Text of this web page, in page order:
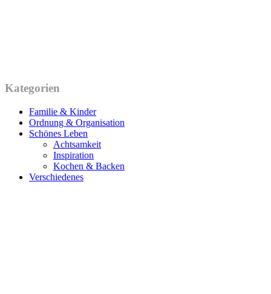
Kategorien
Familie & Kinder
Ordnung & Organisation
Schönes Leben
Achtsamkeit
Inspiration
Kochen & Backen
Verschiedenes